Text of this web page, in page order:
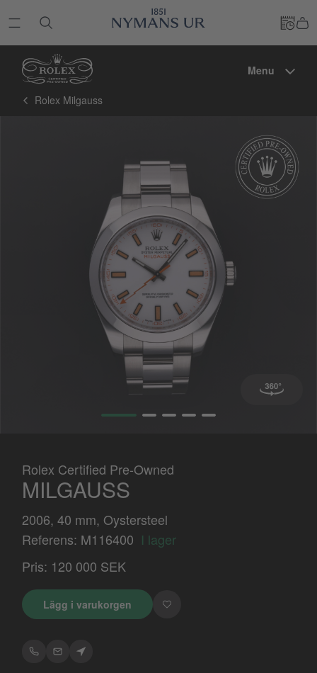
Menu
Rolex Milgauss
Rolex Certified Pre-Owned
MILGAUSS
2006, 40 mm, Oystersteel
Referens: M116400 I lager
Pris: 120 000 SEK
Lägg i varukorgen